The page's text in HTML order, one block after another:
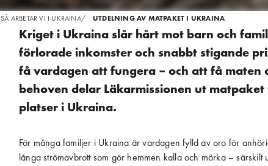
SÅ ARBETAR VI I UKRAINA/ UTDELNING AV MATPAKET I UKRAINA
Kriget i Ukraina slår hårt mot barn och
förlorade inkomster och snabbt stigande
få vardagen att fungera – och att få
behoven delar Läkarmissionen ut
platser i Ukraina.
För många familjer i Ukraina är vardagen fylld av oro för
långa strömavbrott som gör hemmen kalla och mörka – särskilt